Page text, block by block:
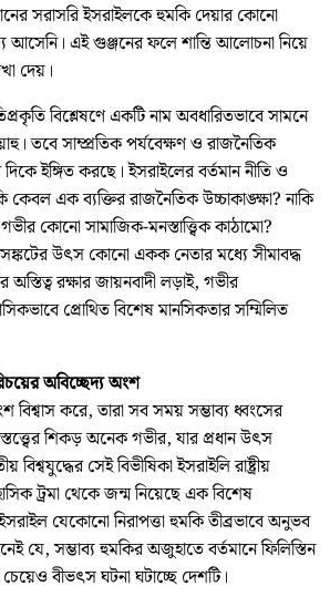
সরাসরি ইসরাইলকে হুমকি দেয়ার কোনো
আসেনি। এই গুঞ্জনের ফলে শান্তি আলোচনা নিয়ে
দেয়।
বিশ্লেষণে একটি নাম অবধারিতভাবে সামনে
তবে সাম্প্রতিক পর্যবেক্ষণ ও রাজনৈতিক
ইঙ্গিত করছে। ইসরাইলের বর্তমান নীতি ও
কেবল এক ব্যক্তির রাজনৈতিক উচ্চাকাঙ্ক্ষা? নাকি
কোনো সামাজিক-মনস্তাত্ত্বিক কাঠামো?
সঙ্কটের উৎস কোনো একক নেতার মধ্যে সীমাবদ্ধ
রক্ষার জায়নবাদী লড়াই, গভীর
প্রোথিত বিশেষ মানসিকতার সম্মিলিত
অবিচ্ছেদ্য অংশ
করে, তারা সব সময় সম্ভাব্য ধ্বংসের
শিকড় অনেক গভীর, যার প্রধান উৎস
বিশ্বযুদ্ধের সেই বিভীষিকা ইসরাইলি রাষ্ট্রীয়
ট্রমা থেকে জন্ম নিয়েছে এক বিশেষ
ইসরাইল যেকোনো নিরাপত্তা হুমকি তীব্রভাবে অনুভব
যে, সম্ভাব্য হুমকির অজুহাতে বর্তমানে ফিলিস্তিন
বীভৎস ঘটনা ঘটাচ্ছে দেশটি।